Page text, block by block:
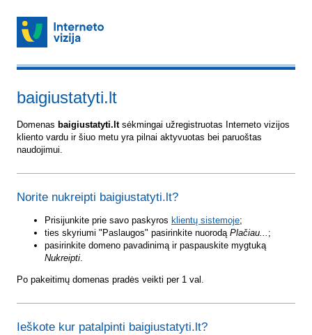
baigiustatyti.lt
Domenas baigiustatyti.ltsėkmingai užregistruotas Interneto vizijos
kliento vardu ir šiuo metu yra pilnai aktyvuotas bei paruoštas
naudojimui.
Norite nukreipti baigiustatyti.lt?
Prisijunkite prie savo paskyros klientų sistemoje;
ties skyriumi "Paslaugos" pasirinkite nuorodą Plačiau... ;
pasirinkite domeno pavadinimą ir paspauskite mygtuką
Nukreipti.
Po pakeitimų domenas pradės veikti per 1 val.
Ieškote kur patalpinti baigiustatyti.lt?